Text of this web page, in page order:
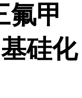
氟甲
硅化